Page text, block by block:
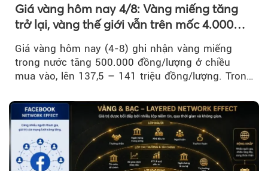
Giá vàng hôm nay 4/8: Vàng miếng tăng
trở lại, vàng thế giới vẫn trên mốc 4.000
Giá vàng hôm nay (4-8) ghi nhận vàng miếng
trong nước tăng 500.000 đồng/lượng ở chiều
mua vào, lên 137,5 – 141 triệu đồng/lượng. Trong
trì trên ngưỡng 4.000 USD/ounce.